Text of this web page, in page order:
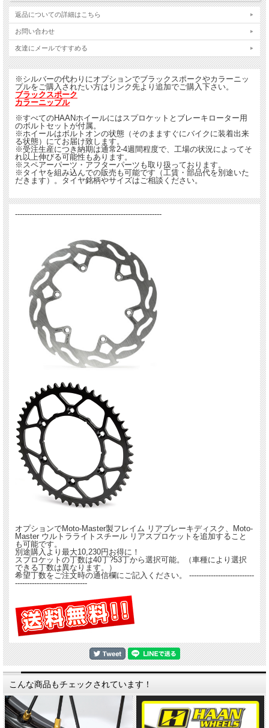
Husqvarna TC 85 2014以降
Honda CR 85R/R2 1996以降
Honda CRF 150R/R2 2007以降
Kawasaki KX85/100/112 1997以降
KTM SX 85 2012以降
Suzuki RM 85 1997以降
Yamaha YZ 85 1993以降
装着予定車両の車種、年式を記入の上でご注文ください。
返品についての詳細はこちら
お問い合わせ
友達にメールですすめる
※シルバーの代わりにオプションでブラックスポークやカラーニッ
プルをご購入されたい方はリンク先より追加でご購入下さい。
ブラックスポーク
カラーニップル
※すべてのHAANホイールにはスプロケットとブレーキローター用
のボルトセットが付属。
※ホイールはボルトオンの状態（そのまますぐにバイクに装着出来
る状態）にてお届け致します。
※受注生産につき納期は通常2-4週間程度で、工場の状況によってそ
れ以上伸びる可能性もあります。
※スペアーパーツ・アフターパーツも取り扱っております。
※タイヤを組み込んでの販売も可能です（工賃・部品代を別途いた
だきます）。タイヤ銘柄やサイズはご相談ください。
-------------------------------------------------------------
オプションでMoto-Master製フレイム リアブレーキディスク、Moto-
Master ウルトラライトスチール リアスプロケットを追加すること
も可能です。
別途購入より最大10,230円お得に！
スプロケットの丁数は40丁?53丁から選択可能。（車種により選択
できる丁数は異なります。）
希望丁数をご注文時の通信欄にご記入ください。 ---------------------------
------------------------------
こんな商品もチェックされています！